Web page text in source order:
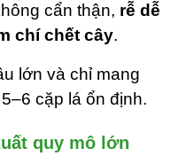
cẩn thận, rễ dễ
chí chết cây.
lớn và chỉ mang
cặp lá ổn định.
quy mô lớn